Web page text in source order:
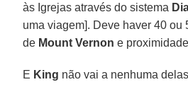
às Igrejas através do sistema
uma viagem]. Deve haver 40 ou
de Mount Vernon e
E King não vai a nenhuma